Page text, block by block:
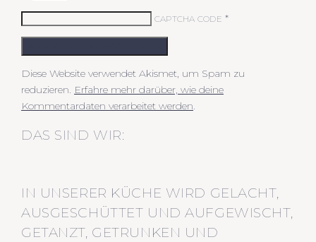
CAPTCHA CODE *
Diese Website verwendet Akismet, um Spam zu
reduzieren. Erfahre mehr darüber, wie deine
Kommentardaten verarbeitet werden.
DAS SIND WIR:
IN UNSERER KÜCHE WIRD GELACHT,
AUSGESCHÜTTET UND AUFGEWISCHT,
GETANZT, GETRUNKEN UND